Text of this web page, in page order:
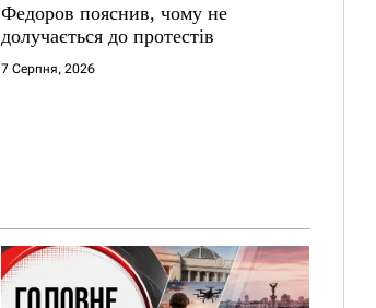
Федоров пояснив, чому не
долучається до протестів
7 Серпня, 2026